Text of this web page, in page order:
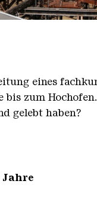
dem
| Karl Heinrich
eines
zum
gelebt haben?
5
18